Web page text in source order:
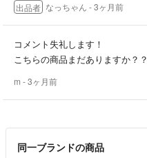
出品者 なっちゃん - 3ヶ月前
コメント失礼します！
こちらの商品まだありますか？？
m - 3ヶ月前
同一ブランドの商品